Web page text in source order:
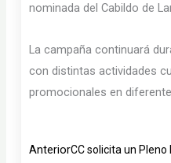
nominada del Cabildo de
La campaña continuará
con distintas actividades
promocionales en
Ant
AnteriorCC solicita un